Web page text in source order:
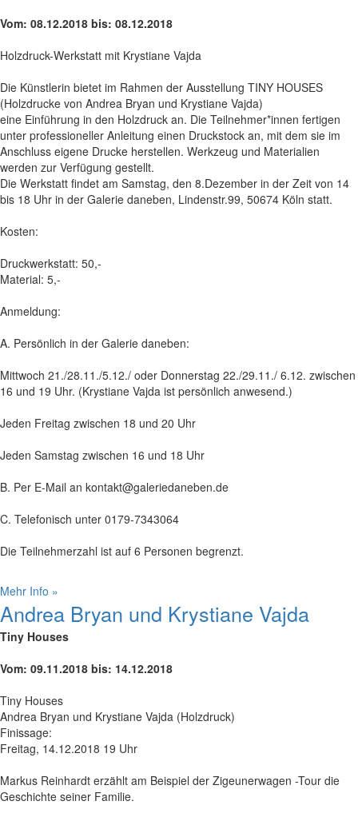
Vom: 08.12.2018 bis: 08.12.2018
Holzdruck-Werkstatt mit Krystiane Vajda
Die Künstlerin bietet im Rahmen der Ausstellung TINY HOUSES
(Holzdrucke von Andrea Bryan und Krystiane Vajda)
eine Einführung in den Holzdruck an. Die Teilnehmer*innen fertigen
unter professioneller Anleitung einen Druckstock an, mit dem sie im
Anschluss eigene Drucke herstellen. Werkzeug und Materialien
werden zur Verfügung gestellt.
Die Werkstatt findet am Samstag, den 8.Dezember in der Zeit von 14
bis 18 Uhr in der Galerie daneben, Lindenstr.99, 50674 Köln statt.
Kosten:
Druckwerkstatt: 50,-
Material: 5,-
Anmeldung:
A. Persönlich in der Galerie daneben:
Mittwoch 21./28.11./5.12./ oder Donnerstag 22./29.11./ 6.12. zwischen
16 und 19 Uhr. (Krystiane Vajda ist persönlich anwesend.)
Jeden Freitag zwischen 18 und 20 Uhr
Jeden Samstag zwischen 16 und 18 Uhr
B. Per E-Mail an kontakt@galeriedaneben.de
C. Telefonisch unter 0179-7343064
Die Teilnehmerzahl ist auf 6 Personen begrenzt.
Mehr Info »
Andrea Bryan und Krystiane Vajda
Tiny Houses
Vom: 09.11.2018 bis: 14.12.2018
Tiny Houses
Andrea Bryan und Krystiane Vajda (Holzdruck)
Finissage:
Freitag, 14.12.2018 19 Uhr
Markus Reinhardt erzählt am Beispiel der Zigeunerwagen -Tour die
Geschichte seiner Familie.